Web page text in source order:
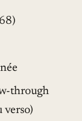
through
verso)